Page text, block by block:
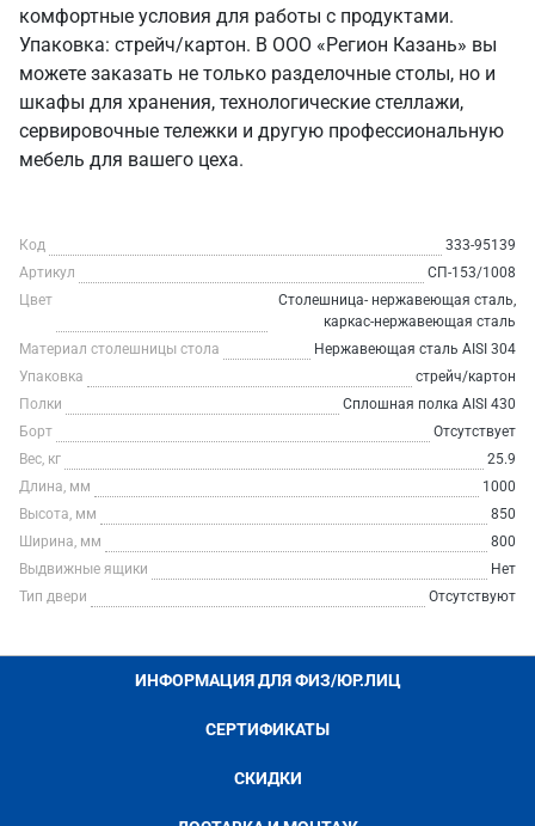
комфортные условия для работы с продуктами.
Упаковка: стрейч/картон. В ООО «Регион Казань» вы
можете заказать не только разделочные столы, но и
шкафы для хранения, технологические стеллажи,
сервировочные тележки и другую профессиональную
мебель для вашего цеха.
Код
333-95139
Артикул
СП-153/1008
Цвет
Столешница- нержавеющая сталь,
каркас-нержавеющая сталь
Материал столешницы стола
Нержавеющая сталь AISI 304
Упаковка
стрейч/картон
Полки
Сплошная полка AISI 430
Борт
Отсутствует
Вес, кг
25.9
Длина, мм
1000
Высота, мм
850
Ширина, мм
800
Выдвижные ящики
Нет
Тип двери
Отсутствуют
ИНФОРМАЦИЯ ДЛЯ ФИЗ/ЮР.ЛИЦ
СЕРТИФИКАТЫ
СКИДКИ